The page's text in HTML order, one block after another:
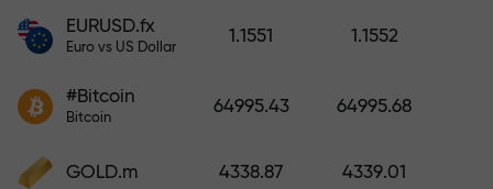
奖金。X1000不是印刷错误。存款
EURUSD.fx
Euro vs US Dollar
1.1551 1.1552
#Bitcoin
Bitcoin
64995.43 64995.68
GOLD.m 4338.87 4339.01